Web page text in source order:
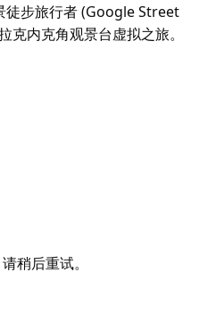
徒步旅行者 (Google Street
内克角观景台虚拟之旅。
这处充满神秘气息的观景台，
的壮观景象，冲浪爱好者也可
季都是拍照或野餐的绝佳地
伞运动的热门地点，您可以抬
空中翱翔的英姿。
稍后重试。